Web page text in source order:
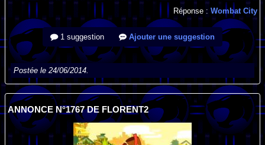
Réponse : Wombat City
1 suggestion Ajouter une suggestion
Postée le 24/06/2014.
ANNONCE N°1767 DE FLORENT2